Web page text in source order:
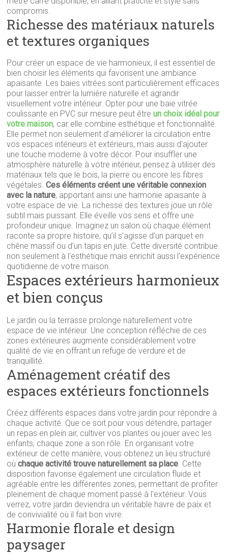
compromis.
Richesse des matériaux naturels
et textures organiques
Pour créer un espace de vie harmonieux, il est essentiel de
bien choisir les éléments qui favorisent une ambiance
apaisante. Les baies vitrées sont particulièrement efficaces
pour laisser entrer la lumière naturelle et agrandir
visuellement votre intérieur. Opter pour une baie vitrée
coulissante en PVC sur mesure peut êtreun choix idéal pour
votre maison, car elle combine esthétique et fonctionnalité.
Elle permet non seulement d'améliorer la circulation entre
vos espaces intérieurs et extérieurs, mais aussi d'ajouter
une touche moderne à votre décor. Pour insuffler une
atmosphère naturelle à votre intérieur, pensez à utiliser des
matériaux tels que le bois, la pierre ou encore les fibres
végétales.Ces éléments créent une véritable connexion
avec la nature, apportant ainsi une harmonie apaisante à
votre espace de vie. La richesse des textures joue un rôle
subtil mais puissant. Elle éveille vos sens et offre une
profondeur unique. Imaginez un salon où chaque élément
raconte sa propre histoire, qu’il s’agisse d’un parquet en
chêne massif ou d’un tapis en jute. Cette diversité contribue
non seulement à l'esthétique mais enrichit aussi l'expérience
quotidienne de votre maison.
Espaces extérieurs harmonieux
et bien conçus
Le jardin ou la terrasse prolonge naturellement votre
espace de vie intérieur. Une conception réfléchie de ces
zones extérieures augmente considérablement votre
qualité de vie en offrant un refuge de verdure et de
tranquillité.
Aménagement créatif des
espaces extérieurs fonctionnels
Créez différents espaces dans votre jardin pour répondre à
chaque activité. Que ce soit pour vous détendre, partager
un repas en plein air, cultiver vos plantes ou jouer avec les
enfants, chaque zone a son rôle. En organisant votre
extérieur de cette manière, vous obtenez un lieu structuré
oùchaque activité trouve naturellement sa place. Cette
disposition favorise également une circulation fluide et
agréable entre les différentes zones, permettant de profiter
pleinement de chaque moment passé à l'extérieur. Vous
verrez, votre jardin deviendra un véritable havre de paix et
de convivialité où il fait bon vivre.
Harmonie florale et design
paysager